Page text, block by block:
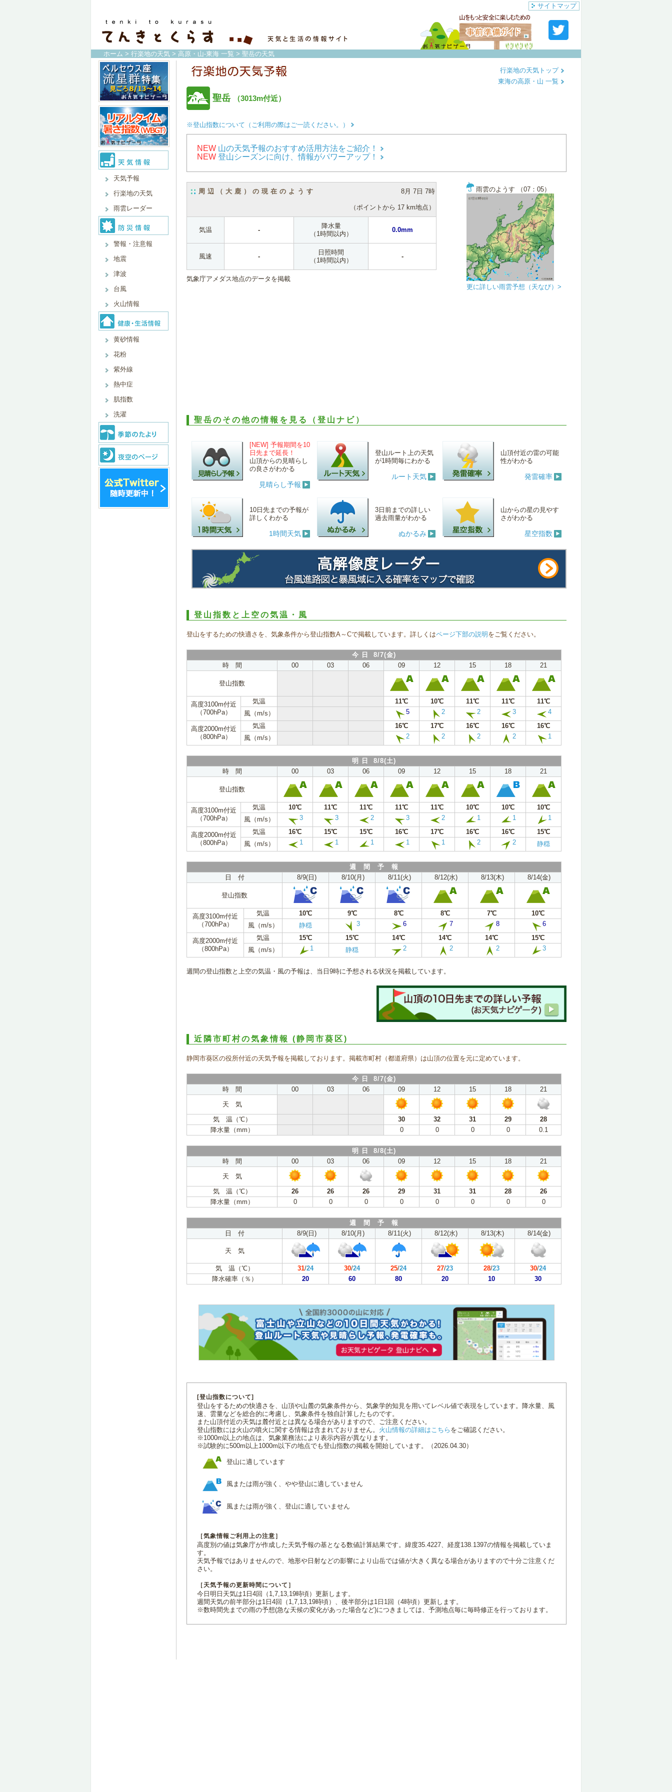
サイトマップ
ホーム > 行楽地の天気 > 高原・山-東海 一覧 > 聖岳の天気
天気予報
行楽地の天気
雨雲レーダー
警報・注意報
地震
津波
台風
火山情報
黄砂情報
花粉
紫外線
熱中症
肌指数
洗濯
聖岳 （3013m付近）
行楽地の天気トップ
東海の高原・山 一覧
※登山指数について（ご利用の際はご一読ください。）
NEW 山の天気予報のおすすめ活用方法をご紹介！
NEW 登山シーズンに向け、情報がパワーアップ！
周辺（大鹿）の現在のようす 8月 7日 7時
（ポイントから 17 km地点）
気温 -
降水量
（1時間以内）
0.0mm
風速 -
日照時間
（1時間以内）
-
気象庁アメダス地点のデータを掲載
雨雲のようす （07：05）
更に詳しい雨雲予想（天なび）>
聖岳のその他の情報を見る（登山ナビ）
[NEW] 予報期間を10
日先まで延長！
山頂からの見晴らし
の良さがわかる
見晴らし予報
登山ルート上の天気
が1時間毎にわかる
ルート天気
山頂付近の雷の可能
性がわかる
発雷確率
10日先までの予報が
詳しくわかる
1時間天気
3日前までの詳しい
過去雨量がわかる
ぬかるみ
山からの星の見やす
さがわかる
星空指数
登山指数と上空の気温・風
登山をするための快適さを、気象条件から登山指数A～Cで掲載しています。詳しくはページ下部の説明 をご覧ください。
今 日 8/7(金)
時 間
00 03 06 09 12 15 18 21
登山指数
高度3100m付近
（700hPa）
気温 11℃ 10℃ 11℃ 11℃
11℃
風（m/s）
5 2 2 3 4
高度2000m付近
（800hPa）
気温 16℃ 17℃ 16℃ 16℃
16℃
風（m/s）
2 2 2 2 1
明 日 8/8(土)
時 間
00 03 06 09 12 15 18 21
登山指数
高度3100m付近
（700hPa）
気温 10℃ 11℃ 11℃ 11℃ 11℃ 10℃ 10℃
10℃
風（m/s）
3 3 2 3 2 1 1 1
高度2000m付近
（800hPa）
気温 16℃ 15℃ 15℃ 16℃ 17℃ 16℃ 16℃
15℃
風（m/s）
1 1 1 1 1 2 2 静穏
週 間 予 報
日 付
8/9(日) 8/10(月) 8/11(火) 8/12(水) 8/13(木) 8/14(金)
登山指数
高度3100m付近
（700hPa）
気温 10℃ 9℃ 8℃ 8℃ 7℃
10℃
風（m/s）
静穏 3 6 7 8 6
高度2000m付近
（800hPa）
気温 15℃ 15℃ 14℃ 14℃ 14℃
15℃
風（m/s）
1 静穏 2 2 2 3
週間の登山指数と上空の気温・風の予報は、当日9時に予想される状況を掲載しています。
近隣市町村の気象情報 (静岡市葵区)
静岡市葵区の役所付近の天気予報を掲載しております。掲載市町村（都道府県）は山頂の位置を元に定めています。
今 日 8/7(金)
時 間
00 03 06 09 12 15 18
21
天 気
気 温（℃）
30 32 31 29
28
降水量（mm）
0 0 0 0 0.1
明 日 8/8(土)
時 間
00 03 06 09 12 15 18
21
天 気
気 温（℃）
26 26 26 29 31 31 28
26
降水量（mm）
0 0 0 0 0 0 0 0
週 間 予 報
日 付
8/9(日) 8/10(月) 8/11(火) 8/12(水) 8/13(木) 8/14(金)
天 気
気 温（℃） 31/24 30/24 25/24 27/23 28/23 30/24
降水確率（％）
20 60 80 20 10 30
[登山指数について]
登山をするための快適さを、山頂や山麓の気象条件から、気象学的知見を用いてレベル値で表現をしています。降水量、風
速、雲量などを総合的に考慮し、気象条件を独自計算したものです。
また山頂付近の天気は麓付近とは異なる場合がありますので、ご注意ください。
登山指数には火山の噴火に関する情報は含まれておりません。 火山情報の詳細はこちら をご確認ください。
※1000m以上の地点は、気象業務法により表示内容が異なります。
※試験的に500m以上1000m以下の地点でも登山指数の掲載を開始しています。（2026.04.30）
登山に適しています
風または雨が強く、やや登山に適していません
風または雨が強く、登山に適していません
［気象情報ご利用上の注意］
高度別の値は気象庁が作成した天気予報の基となる数値計算結果です。緯度35.4227、経度138.1397の情報を掲載していま
す。
天気予報ではありませんので、地形や日射などの影響により山岳では値が大きく異なる場合がありますので十分ご注意くだ
さい。
［天気予報の更新時間について］
今日明日天気は1日4回（1,7,13,19時頃）更新します。
週間天気の前半部分は1日4回（1,7,13,19時頃）、後半部分は1日1回（4時頃）更新します。
※数時間先までの雨の予想(急な天候の変化があった場合など)につきましては、予測地点毎に毎時修正を行っております。